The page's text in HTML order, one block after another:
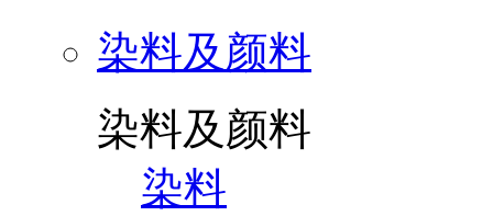
染料及颜料
染料及颜料
染料